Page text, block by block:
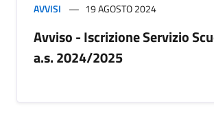
AVVISI 19 AGOSTO 2024
Avviso - Iscrizione Servizio
a.s. 2024/2025